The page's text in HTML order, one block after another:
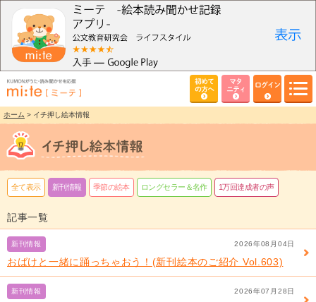
初めて
の方へ
マタ
ニティ
ログイン
ホーム > イチ押し絵本情報
全て表示 新刊情報 季節の絵本 ロングセラー＆名作 1万回達成者の声
記事一覧
2026年08月04日
新刊情報
おばけと一緒に踊っちゃおう！(新刊絵本のご紹介 Vol.603)
2026年07月28日
新刊情報